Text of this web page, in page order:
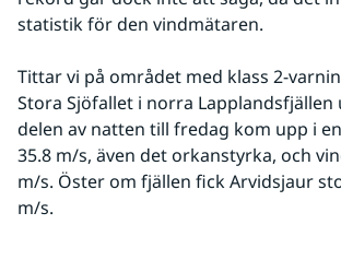
statistik för den vindmätaren.
Tittar vi på området med klass 2-
Stora Sjöfallet i norra Lapplandsfjällen
delen av natten till fredag kom upp i
35.8 m/s, även det orkanstyrka, och
m/s. Öster om fjällen fick Arvidsjaur
m/s.